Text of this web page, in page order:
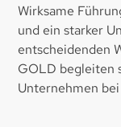
Wirksame
und ein starker
entscheidenden
GOLD begleiten
Unternehmen